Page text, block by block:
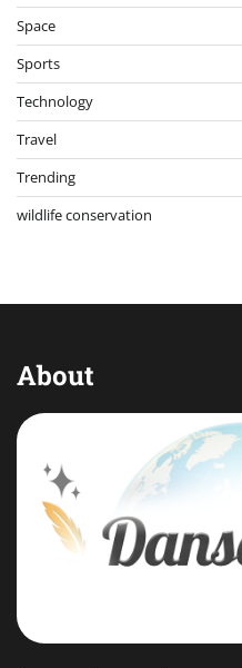
Space
Sports
Technology
Travel
Trending
wildlife conservation
About